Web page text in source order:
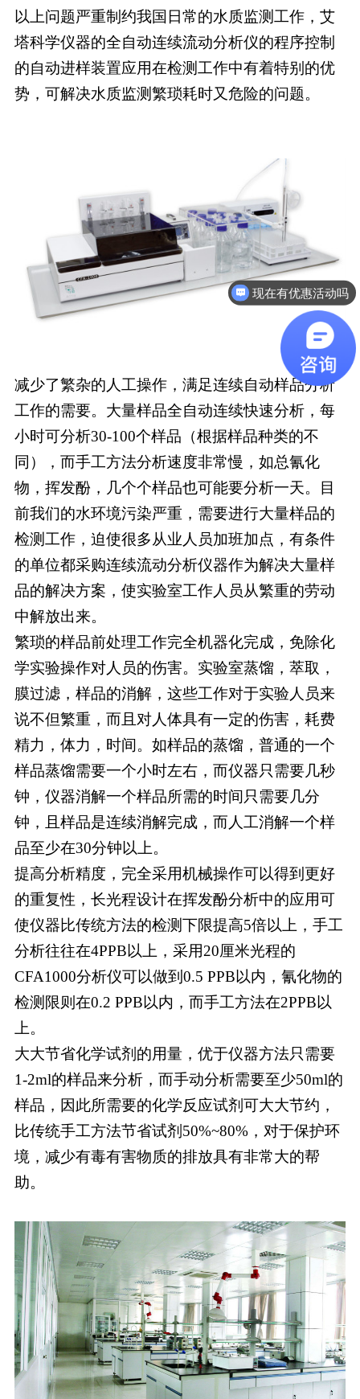
以上问题严重制约我国日常的水质监测工作，艾
塔科学仪器的全自动连续流动分析仪的程序控制
的自动进样装置应用在检测工作中有着特别的优
势，可解决水质监测繁琐耗时又危险的问题。
减少了繁杂的人工操作，满足连续自动样品分析
工作的需要。大量样品全自动连续快速分析，每
小时可分析30-100个样品（根据样品种类的不
同），而手工方法分析速度非常慢，如总氰化
物，挥发酚，几个个样品也可能要分析一天。目
前我们的水环境污染严重，需要进行大量样品的
检测工作，迫使很多从业人员加班加点，有条件
的单位都采购连续流动分析仪器作为解决大量样
品的解决方案，使实验室工作人员从繁重的劳动
中解放出来。
繁琐的样品前处理工作完全机器化完成，免除化
学实验操作对人员的伤害。实验室蒸馏，萃取，
膜过滤，样品的消解，这些工作对于实验人员来
说不但繁重，而且对人体具有一定的伤害，耗费
精力，体力，时间。如样品的蒸馏，普通的一个
样品蒸馏需要一个小时左右，而仪器只需要几秒
钟，仪器消解一个样品所需的时间只需要几分
钟，且样品是连续消解完成，而人工消解一个样
品至少在30分钟以上。
提高分析精度，完全采用机械操作可以得到更好
的重复性，长光程设计在挥发酚分析中的应用可
使仪器比传统方法的检测下限提高5倍以上，手工
分析往往在4PPB以上，采用20厘米光程的
CFA1000分析仪可以做到0.5 PPB以内，氰化物的
检测限则在0.2 PPB以内，而手工方法在2PPB以
上。
大大节省化学试剂的用量，优于仪器方法只需要
1-2ml的样品来分析，而手动分析需要至少50ml的
样品，因此所需要的化学反应试剂可大大节约，
比传统手工方法节省试剂50%~80%，对于保护环
境，减少有毒有害物质的排放具有非常大的帮
助。
现在有优惠活动吗